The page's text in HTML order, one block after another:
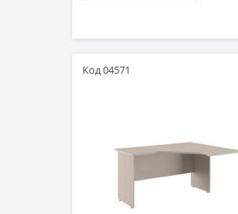
Код 04571